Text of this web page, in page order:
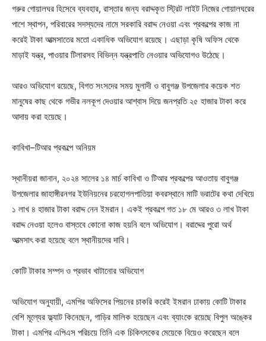
গরুর গোয়ালঘর হিসেবে ব্যবহার, রাস্তার জন্য বরাদ্দকৃত স্ট্রিট লাইট নিজের গোয়ালঘরের
পাশে স্থাপন, পরিবারের সদস্যদের নামে সরকারি বরাদ্দ নেওয়া এবং প্রকল্পের কাজ না
করেই টাকা আত্মসাতের মতো একাধিক অভিযোগ রয়েছে। এছাড়া কৃষি অফিস থেকে
মাড়াই যন্ত্র, পাওয়ার টিলারসহ বিভিন্ন যন্ত্রপাতি নেওয়ার অভিযোগও উঠেছে।
আরও অভিযোগ রয়েছে, বিগত সংসদের সময় মুলাদী ও বাবুগঞ্জ উপজেলার কয়েক শত
মানুষের কাছ থেকে গভীর নলকূপ দেওয়ার আশ্বাস দিয়ে জনপ্রতি ২৫ হাজার টাকা করে
আদায় করা হয়েছে।
কাবিখা–টিআর প্রকল্পে অনিয়ম
স্থানীয়রা জানান, ২০২৪ সালের ১৪ মার্চ কাবিখা ও টিআর প্রকল্পের আওতায় বাবুগঞ্জ
উপজেলার জাহাঙ্গীরনগর ইউনিয়নের চরহোগলপাতিয়া কবরস্থানে মাটি ভরাটের কথা দেখিয়ে
১ লাখ ৪ হাজার টাকা বরাদ্দ নেন ইমরান। একই প্রকল্পে গত ১৮ মে আরও ৩ লাখ টাকা
বরাদ্দ নেওয়া হলেও বাস্তবে কোনো কাজ হয়নি বলে অভিযোগ। বরাদ্দের পুরো অর্থ
আত্মসাৎ করা হয়েছে বলে স্থানীয়দের দাবি।
কোটি টাকার সম্পদ ও প্রভাব খাটানোর অভিযোগ
অভিযোগ অনুযায়ী, এমপির অফিসের পিয়নের চাকরি করেই ইমরান ঢাকায় কোটি টাকার
বেশি মূল্যের ফ্ল্যাট কিনেছেন, গাড়ির মালিক হয়েছেন এবং ব্যাংকে রয়েছে বিপুল অঙ্কের
টাকা। এমপির এপিএস পরিচয়ে তিনি এক চিকিৎসকের মেয়েকে বিয়েও করেছেন বলে